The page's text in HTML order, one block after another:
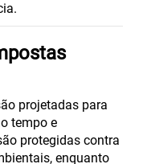
projetadas para
tempo e
protegidas contra
enquanto